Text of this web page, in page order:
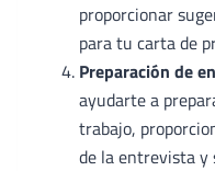
proporcionar
para tu carta de
Preparación de
ayudarte a
trabajo,
de la entrevista y